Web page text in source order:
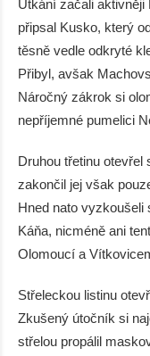
Utkání začali
připsal Kusko, který
těsně vedle odkryté
Přibyl, avšak
Náročný zákrok si
nepříjemné pumelici
Druhou třetinu
zakončil jej však
Hned nato
Káňa, nicméně ani
Olomoucí a
Střeleckou listinu
Zkušený útočník si
střelou propálil